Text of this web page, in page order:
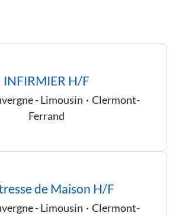
INFIRMIER H/F
- Limousin · Clermont-
Ferrand
de Maison H/F
- Limousin · Clermont-